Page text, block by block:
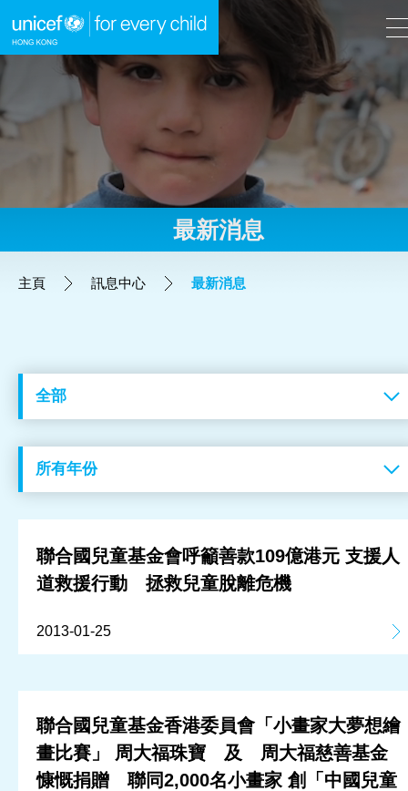
跳到內容（按回車鍵）
A A A EN 繁
關於我們
訊息中心
最新消息
最新消息
主頁 訊息中心 最新消息
聯合國兒童基金會呼籲善款109億港元 支援人
道救援行動 拯救兒童脫離危機
2013-01-25
聯合國兒童基金香港委員會「小畫家大夢想繪
畫比賽」 周大福珠寶 及 周大福慈善基金
慷慨捐贈 聯同2,000名小畫家 創「中國兒童